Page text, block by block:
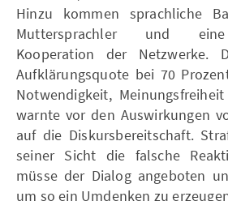
Hinzu kommen sprachliche
Muttersprachler und eine
Kooperation der Netzwerke.
Aufklärungsquote bei 70
Notwendigkeit,
warnte vor den Auswirkungen
auf die Diskursbereitschaft.
seiner Sicht die falsche
müsse der Dialog angeboten
um so ein Umdenken zu